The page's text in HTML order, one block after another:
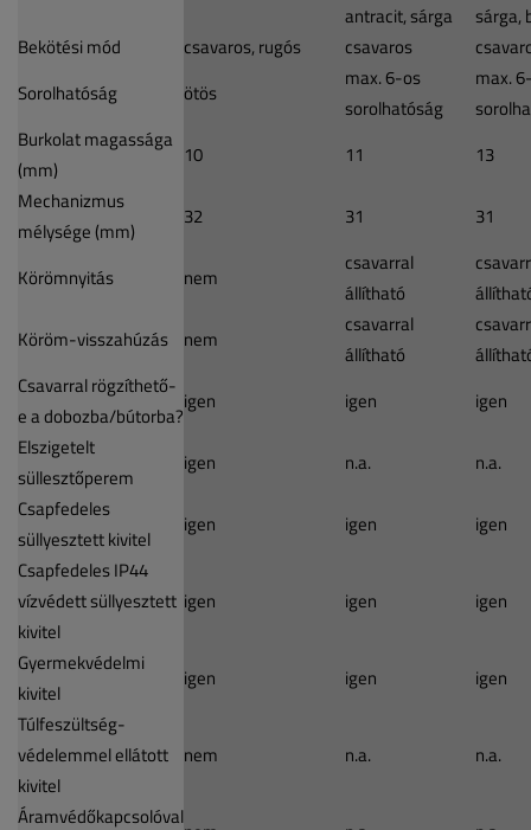
antracit, sárga
sárga,
Bekötési mód
csavaros, rugós csavaros
Sorolhatóság
ötös
max. 6-os
sorolhatóság
max.
Burkolat magassága
(mm)
10 11
13
Mechanizmus
mélysége (mm)
32 31 31
Körömnyitás nem
csavarral
állítható
Köröm-visszahúzás
nem
csavarral
állítható
Csavarral rögzíthető-
e a dobozba/bútorba?
igen igen
igen
Elszigetelt
süllesztőperem
igen n.a.
n.a.
Csapfedeles
süllyesztett kivitel
igen igen
igen
Csapfedeles IP44
vízvédett süllyesztett
kivitel
igen igen igen
Gyermekvédelmi
kivitel
igen igen
igen
Túlfeszültség-
védelemmel ellátott
kivitel
nem n.a. n.a.
Áramvédőkapcsolóval